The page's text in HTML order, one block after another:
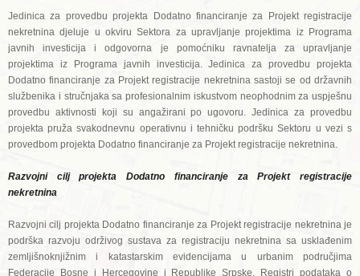
Jedinica za provedbu projekta Dodatno financiranje za Projekt registracije
nekretnina djeluje u okviru Sektora za upravljanje projektima iz Programa
javnih investicija i odgovorna je pomoćniku ravnatelja za upravljanje
projektima iz Programa javnih investicija. Jedinica za provedbu projekta
Dodatno financiranje za Projekt registracije nekretnina sastoji se od državnih
službenika i stručnjaka sa profesionalnim iskustvom neophodnim za uspješnu
provedbu aktivnosti koji su angažirani po ugovoru. Jedinica za provedbu
projekta pruža svakodnevnu operativnu i tehničku podršku Sektoru u vezi s
provedbom projekta Dodatno financiranje za Projekt registracije nekretnina.
Razvojni cilj projekta Dodatno financiranje za Projekt registracije
nekretnina
Razvojni cilj projekta Dodatno financiranje za Projekt registracije nekretnina je
podrška razvoju održivog sustava za registraciju nekretnina sa usklađenim
zemljišnoknjižnim i katastarskim evidencijama u urbanim područjima
Federacije Bosne i Hercegovine i Republike Srpske. Registri podataka o